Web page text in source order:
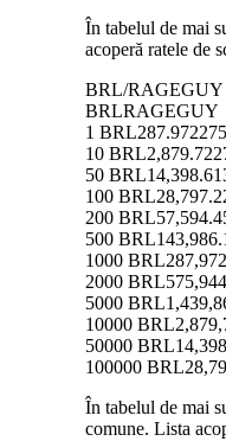
În tabelul de mai
acoperă ratele de
BRL/RAGEGUY
BRLRAGEGUY
1 BRL
10 BRL
50 BRL
100 BRL
200 BRL
500 BRL
1000 BRL
2000 BRL
5000 BRL
10000 BRL
50000 BRL
100000 BRL
În tabelul de mai
comune. Lista